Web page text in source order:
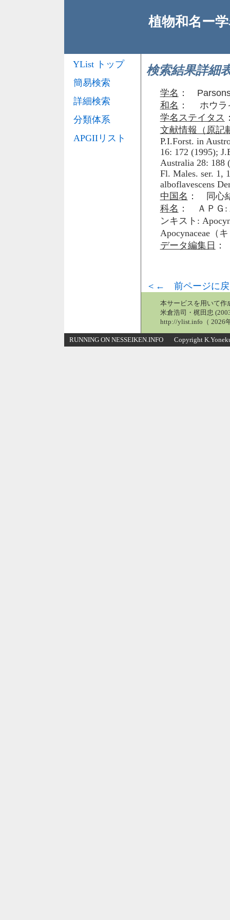
植物和名ー
検索結果詳細
学名 ：
和名 ： ホウラ
学名ステイタス
文献情報（原記
P.I.Forst. in
16: 172 (1995);
Australia 28: 188
Fl. Males. ser. 1,
alboflavescens
中国名 ： 同心
科名 ： ＡＰＧ:
ンキスト:
Apocynaceae（
データ編集日
＜← 前ページに戻
YList トップ
簡易検索
詳細検索
分類体系
APGIIリスト
本サービスを用いて作
米倉浩司・梶田忠
http://ylist.info（ 2026
RUNNING ON NESSEIKEN.INFO Copyright